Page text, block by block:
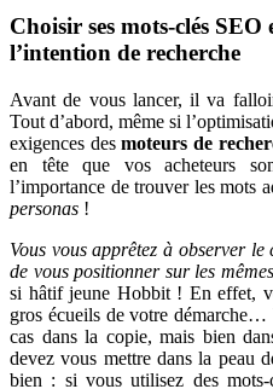
Choisir ses mots-clés SEO
l’intention de recherche
Avant de vous lancer, il va
Tout d’abord, même si
exigences desmoteurs de
en tête que vos acheteurs
l’importance de trouver les mots
personas !
Vous vous apprêtez à observer
de vous positionner sur les
si hâtif jeune Hobbit ! En effet,
gros écueils de votre
cas dans la copie, mais bien
devez vous mettre dans la peau
bien : si vous utilisez des mots-